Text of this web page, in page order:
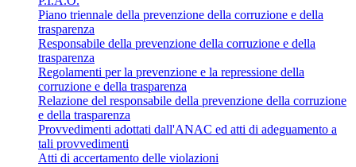
Piano triennale della prevenzione della corruzione e della
trasparenza
Responsabile della prevenzione della corruzione e della
trasparenza
Regolamenti per la prevenzione e la repressione della
corruzione e della trasparenza
Relazione del responsabile della prevenzione della corruzione
e della trasparenza
Provvedimenti adottati dall'ANAC ed atti di adeguamento a
tali provvedimenti
Atti di accertamento delle violazioni